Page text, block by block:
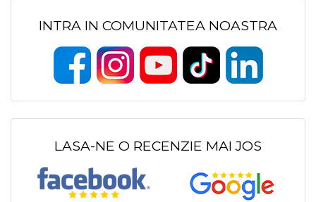
INTRA IN COMUNITATEA NOASTRA
LASA-NE O RECENZIE MAI JOS